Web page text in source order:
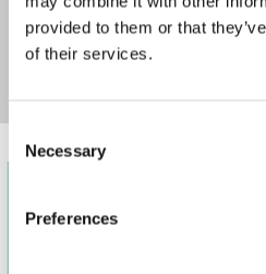
provided to them or that
of their services.
Selection
Necessary
Preferences
PLUS
Beachcomber,
l’institution